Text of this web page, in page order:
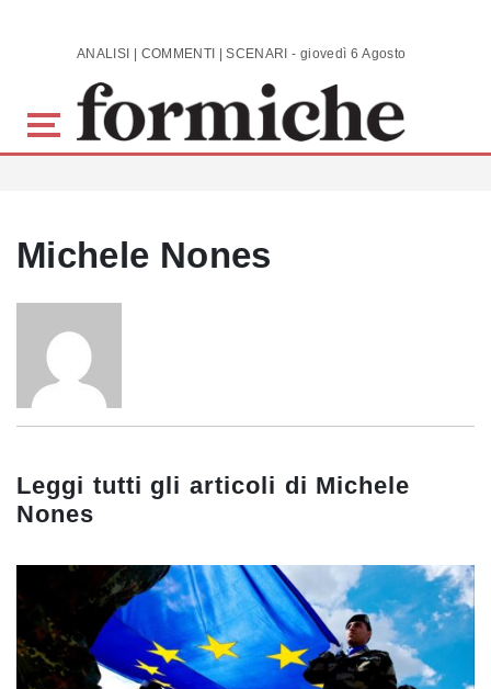
Skip to main content ANALISI | COMMENTI | SCENARI - giovedì 6 Agosto 2026
Michele Nones
Leggi tutti gli articoli di Michele
Nones